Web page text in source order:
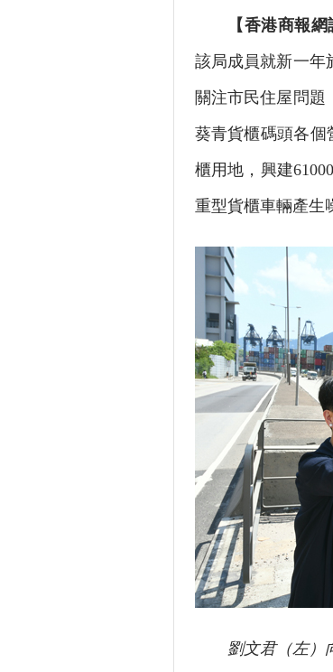
【香港商報
該局成員就新一年
關注市民住屋問
葵青貨櫃碼頭各個
櫃用地，興建
重型貨櫃車輛產生
劉文君（左）